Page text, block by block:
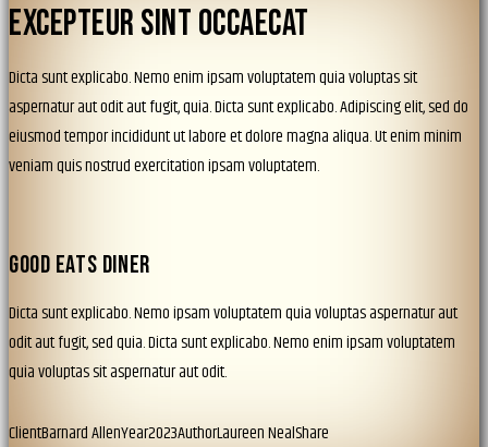
EXCEPTEUR SINT OCCAECAT
Dicta sunt explicabo. Nemo enim ipsam voluptatem quia voluptas sit
aspernatur aut odit aut fugit, quia. Dicta sunt explicabo. Adipiscing elit, sed do
eiusmod tempor incididunt ut labore et dolore magna aliqua. Ut enim minim
veniam quis nostrud exercitation ipsam voluptatem.
GOOD EATS DINER
Dicta sunt explicabo. Nemo ipsam voluptatem quia voluptas aspernatur aut
odit aut fugit, sed quia. Dicta sunt explicabo. Nemo enim ipsam voluptatem
quia voluptas sit aspernatur aut odit.
ClientBarnard AllenYear2023AuthorLaureen NealShare